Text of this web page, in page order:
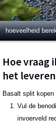
hoeveelheid
Hoe vraag
het
Basalt split
Vul de
invoerveld